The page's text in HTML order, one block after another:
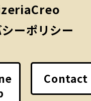
ーポリシー
Contact